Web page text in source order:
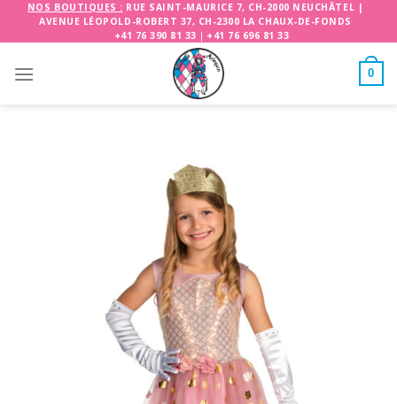
NOS BOUTIQUES : RUE SAINT-MAURICE 7, CH-2000 NEUCHÂTEL |
AVENUE LÉOPOLD-ROBERT 37, CH-2300 LA CHAUX-DE-FONDS
+41 76 390 81 33 | +41 76 696 81 33
0